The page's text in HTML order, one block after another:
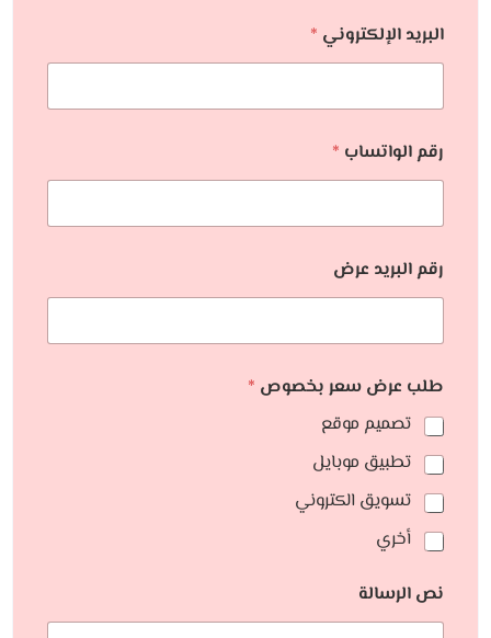
البريد الإلكتروني *
رقم الواتساب *
رقم البريد عرض
طلب عرض سعر بخصوص *
تصميم موقع
تطبيق موبايل
تسويق الكتروني
أخري
نص الرسالة